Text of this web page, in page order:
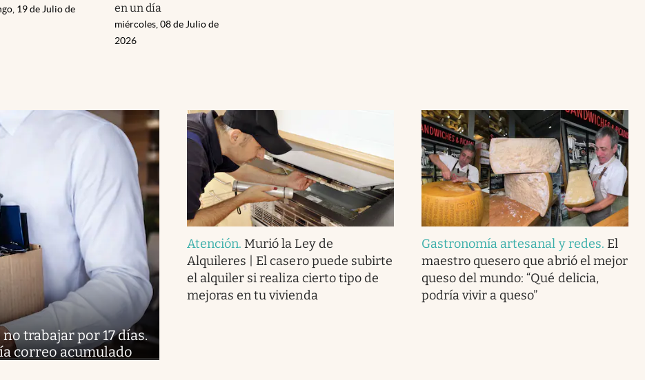
19 de Julio de
en un día
miércoles, 08 de Julio de
2026
trabajar por 17 días.
correo acumulado
Atención. Murió la Ley de
Alquileres | El casero puede subirte
el alquiler si realiza cierto tipo de
mejoras en tu vivienda
Gastronomía artesanal y redes. El
maestro quesero que abrió el mejor
queso del mundo: “Qué delicia,
podría vivir a queso”